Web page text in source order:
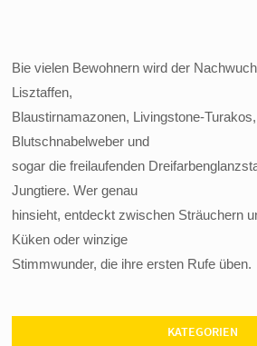
Bie vielen Bewohnern wird der
Lisztaffen,
Blaustirnamazonen, Livingstone-
Blutschnabelweber und
sogar die freilaufenden
Jungtiere. Wer genau
hinsieht, entdeckt zwischen Sträuchern
Küken oder winzige
Stimmwunder, die ihre ersten Rufe üben.
KATEGORIEN